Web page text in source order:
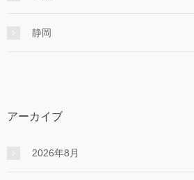
静岡
アーカイブ
2026年8月